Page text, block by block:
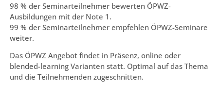
98 % der Seminarteilnehmer bewerten ÖPWZ-
Ausbildungen mit der Note 1.
99 % der Seminarteilnehmer empfehlen ÖPWZ-Seminare
weiter.
Das ÖPWZ Angebot findet in Präsenz, online oder
blended-learning Varianten statt. Optimal auf das Thema
und die Teilnehmenden zugeschnitten.